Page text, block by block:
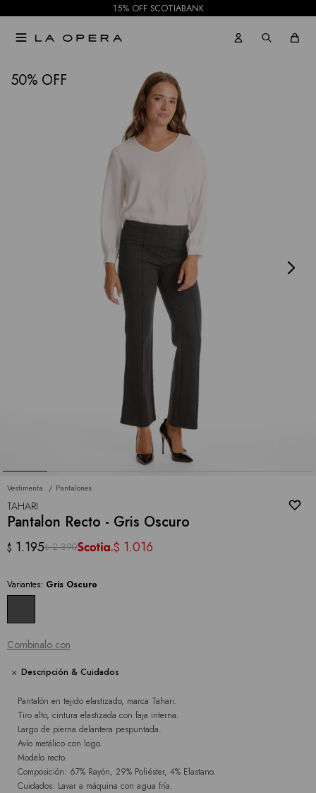
15% OFF SCOTIABANK

50
Vestimenta Pantalones
TAHARI
Pantalon Recto - Gris Oscuro
$ 1.195$ 2.390 $ 1.016
Variantes: Gris Oscuro
Combinalo con
Descripción & Cuidados
Pantalón en tejido elastizado, marca Tahari.
Tiro alto, cintura elastizada con faja interna.
Largo de pierna delantera pespuntada.
Avío metálico con logo.
Modelo recto.
Composición: 67% Rayón, 29% Poliéster, 4% Elastano.
Cuidados: Lavar a máquina con agua fría.
NOTIFICARME